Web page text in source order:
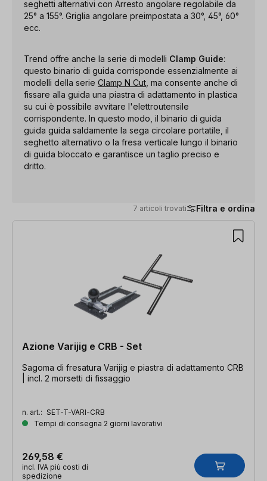
seghetti alternativi con Arresto angolare regolabile da
25° a 155°. Griglia angolare preimpostata a 30°, 45°, 60°
ecc.
Trend offre anche la serie di modelli Clamp Guide:
questo binario di guida corrisponde essenzialmente ai
modelli della serie Clamp N Cut , ma consente anche di
fissare alla guida una piastra di adattamento in plastica
su cui è possibile avvitare l'elettroutensile
corrispondente. In questo modo, il binario di guida
guida guida saldamente la sega circolare portatile, il
seghetto alternativo o la fresa verticale lungo il binario
di guida bloccato e garantisce un taglio preciso e
dritto.
7 articoli trovati Filtra e ordina
7 articoli trovati
Azione Varijig e CRB - Set
Sagoma di fresatura Varijig e piastra di adattamento CRB
| incl. 2 morsetti di fissaggio
n. art.: SET-T-VARI-CRB
Tempi di consegna 2 giorni lavorativi
269,58 €
incl. IVA più costi di
spedizione